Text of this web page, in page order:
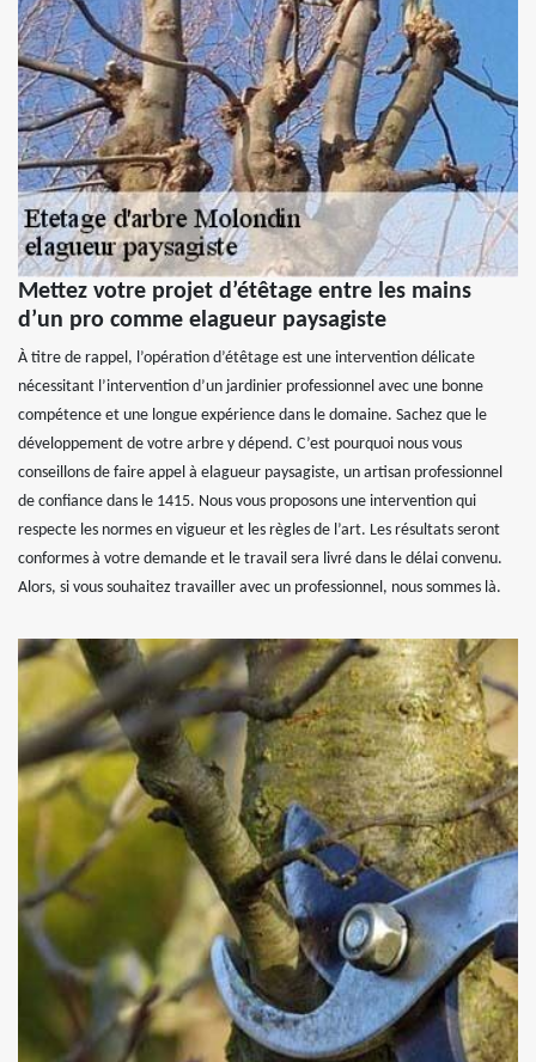
Mettez votre projet d’étêtage entre les mains
d’un pro comme elagueur paysagiste
À titre de rappel, l’opération d’étêtage est une intervention délicate
nécessitant l’intervention d’un jardinier professionnel avec une bonne
compétence et une longue expérience dans le domaine. Sachez que le
développement de votre arbre y dépend. C’est pourquoi nous vous
conseillons de faire appel à elagueur paysagiste, un artisan professionnel
de confiance dans le 1415. Nous vous proposons une intervention qui
respecte les normes en vigueur et les règles de l’art. Les résultats seront
conformes à votre demande et le travail sera livré dans le délai convenu.
Alors, si vous souhaitez travailler avec un professionnel, nous sommes là.